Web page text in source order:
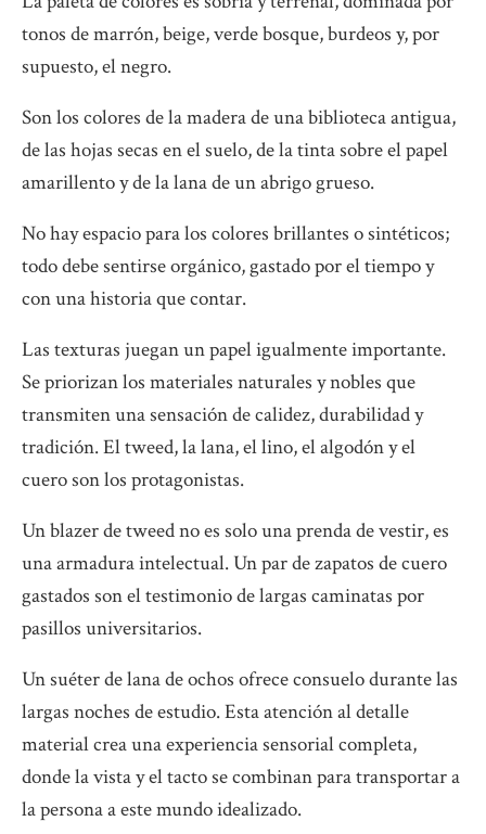
tonos de marrón, beige, verde bosque, burdeos y, por
supuesto, el negro.
Son los colores de la madera de una biblioteca antigua,
de las hojas secas en el suelo, de la tinta sobre el papel
amarillento y de la lana de un abrigo grueso.
No hay espacio para los colores brillantes o sintéticos;
todo debe sentirse orgánico, gastado por el tiempo y
con una historia que contar.
Las texturas juegan un papel igualmente importante.
Se priorizan los materiales naturales y nobles que
transmiten una sensación de calidez, durabilidad y
tradición. El tweed, la lana, el lino, el algodón y el
cuero son los protagonistas.
Un blazer de tweed no es solo una prenda de vestir, es
una armadura intelectual. Un par de zapatos de cuero
gastados son el testimonio de largas caminatas por
pasillos universitarios.
Un suéter de lana de ochos ofrece consuelo durante las
largas noches de estudio. Esta atención al detalle
material crea una experiencia sensorial completa,
donde la vista y el tacto se combinan para transportar a
la persona a este mundo idealizado.